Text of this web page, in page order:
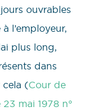
ouvrables
l’employeur,
plus long,
dans
cela (Cour de
mai 1978 n°